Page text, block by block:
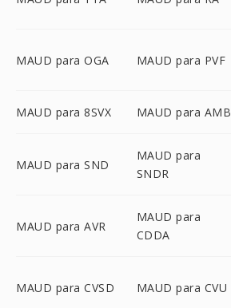
MAUD para OGA MAUD para PVF
MAUD para 8SVX MAUD para AMB
MAUD para SND
MAUD para
SNDR
MAUD para AVR
MAUD para
CDDA
MAUD para CVSD MAUD para CVU